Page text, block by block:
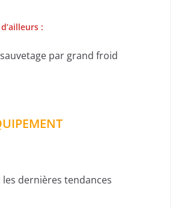
:
par grand froid
les dernières tendances